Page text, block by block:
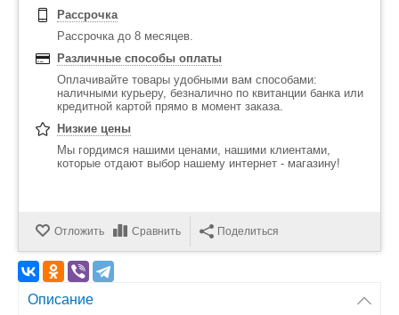
Рассрочка
Рассрочка до 8 месяцев.
Различные способы оплаты
Оплачивайте товары удобными вам способами:
наличными курьеру, безналично по квитанции банка или
кредитной картой прямо в момент заказа.
Низкие цены
Мы гордимся нашими ценами, нашими клиентами,
которые отдают выбор нашему интернет - магазину!
Отложить Сравнить Поделиться
Описание